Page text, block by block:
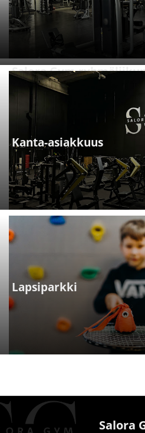
Salora Gym
Kanta-asiakkuus
Lapsiparkki
Salora